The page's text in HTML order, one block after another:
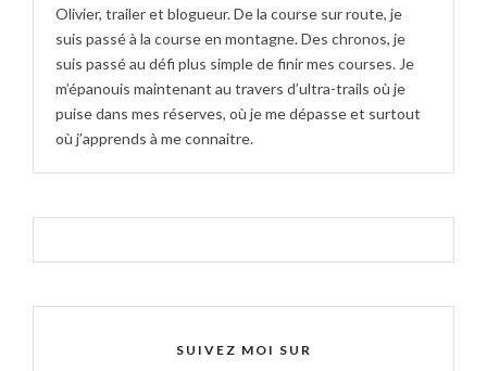
Olivier, trailer et blogueur. De la course sur route, je
suis passé à la course en montagne. Des chronos, je
suis passé au défi plus simple de finir mes courses. Je
m’épanouis maintenant au travers d’ultra-trails où je
puise dans mes réserves, où je me dépasse et surtout
où j’apprends à me connaitre.
SUIVEZ MOI SUR